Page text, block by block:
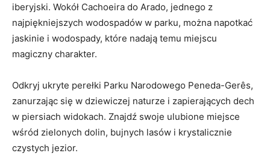
iberyjski. Wokół Cachoeira do Arado, jednego z
najpiękniejszych wodospadów ​w parku, można ⁢napotkać
jaskinie i wodospady, które nadają temu miejscu
magiczny charakter.
Odkryj ​ukryte perełki Parku Narodowego Peneda-Gerês,
zanurzając się w dziewiczej naturze i zapierających dech
w piersiach widokach. Znajdź swoje ulubione miejsce
wśród​ zielonych dolin, bujnych lasów i krystalicznie
czystych jezior.